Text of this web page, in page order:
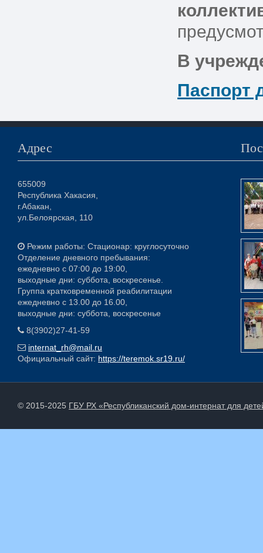
В
Паспорт
Адрес
655009
Республика Хакасия,
г.Абакан,
ул.Белоярская, 110
Режим работы: Стационар: круглосуточно
Отделение дневного пребывания:
ежедневно с 07:00 до 19:00,
выходные дни: суббота, воскресенье.
Группа кратковременной реабилитации
ежедневно с 13.00 до 16.00,
выходные дни: суббота, воскресенье
8(3902)27-41-59
internat_rh@mail.ru
Официальный сайт: https://teremok.sr19.ru/
© 2015-2025 ГБУ РХ «Республиканский дом-интернат для